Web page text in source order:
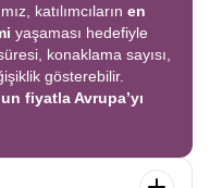
katılımcıların en
yaşaması hedefiyle
konaklama sayısı,
gösterebilir.
fiyatla Avrupa’yı